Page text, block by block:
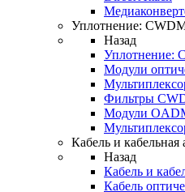
Уплотнение:
Назад
Уплотнение:
Модули
Фильтры
Модули
Кабель и кабельная
Назад
Кабель и
Кабель